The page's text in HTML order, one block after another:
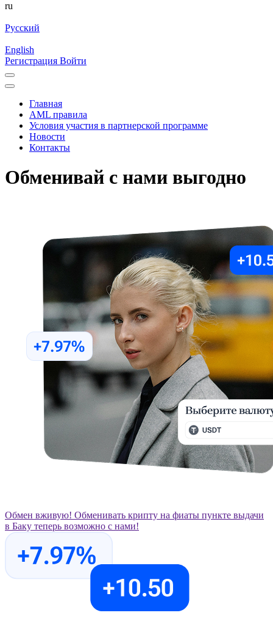
ru
Русский
English
Регистрация Войти
Главная
AML правила
Условия участия в партнерской программе
Новости
Контакты
Обменивай с нами выгодно
Обмен вживую! Обменивать крипту на фиаты пункте выдачи
в Баку теперь возможно с нами!